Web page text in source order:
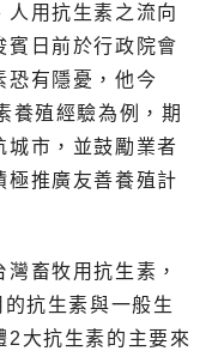
人用抗生素之流向
賓日前於行政院會
恐有隱憂，他今
養殖經驗為例，期
城市，並鼓勵業者
極推廣友善養殖計
畜牧用抗生素，
抗生素與一般生
2大抗生素的主要來